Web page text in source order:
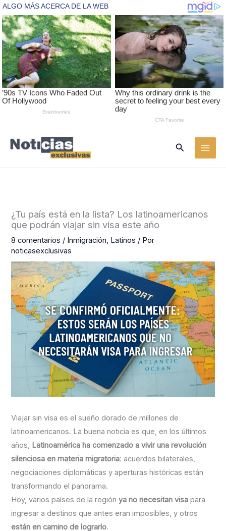
Buscar
¿Tu país está en la lista? Los latinoamericanos
que podrán viajar sin visa este año
8 comentarios / Inmigración Latinos / Por
noticasexclusivas
Viajar sin visa es el sueño dorado de millones de
latinoamericanos. La buena noticia es que, en los últimos
años, Latinoamérica ha comenzado a vivir una revolución
silenciosa en materia migratoria: acuerdos bilaterales,
negociaciones diplomáticas y aperturas históricas están
transformando el panorama.
Hoy, varios países de la regiónya no necesitan visa para
ingresar a destinos que antes eran imposibles, y otros
están en camino de lograrlo.